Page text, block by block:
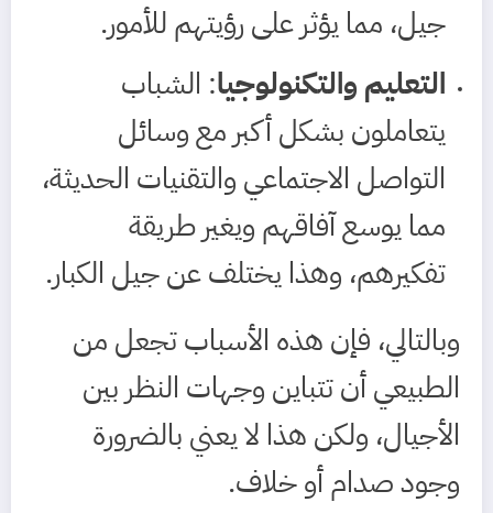
جيل، مما يؤثر على رؤيتهم للأمور.
التعليم والتكنولوجيا: الشباب
يتعاملون بشكل أكبر مع وسائل
التواصل الاجتماعي والتقنيات الحديثة،
مما يوسع آفاقهم ويغير طريقة
تفكيرهم، وهذا يختلف عن جيل الكبار.
وبالتالي، فإن هذه الأسباب تجعل من
الطبيعي أن تتباين وجهات النظر بين
الأجيال، ولكن هذا لا يعني بالضرورة
وجود صدام أو خلاف.